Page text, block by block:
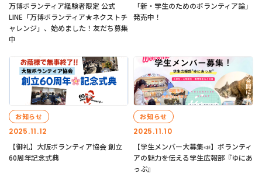
万博ボランティア経験者限定 公式
LINE「万博ボランティア★ネクストチ
ャレンジ」、始めました！友だち募集
中
「新・学生のためのボランティア論」
発売中！
2025.11.12
お知らせ
【御礼】大阪ボランティア協会 創立
60周年記念式典
2025.11.10
お知らせ
【学生メンバー大募集📣】ボランティ
アの魅力を伝える学生広報部『ゆにあ
っぷ』